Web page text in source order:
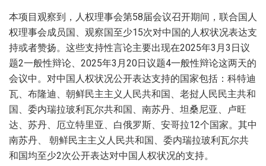
本项目观察到，人权理事会第58届会议召开期间，联合国人
权理事会成员国、观察国至少15次对中国的人权状况表达支
持或者赞扬。这些支持性言论主要出现在2025年3月3日议
题2一般性辩论、2025年3月20日议题4一般性辩论这两天的
会议中。对中国人权状况公开表达支持的国家包括：科特迪
瓦、布隆迪、朝鲜民主主义人民共和国、老挝人民民主共和
国、委内瑞拉玻利瓦尔共和国、南苏丹、坦桑尼亚、卢旺
达、苏丹、厄立特里亚、白俄罗斯、安哥拉12个国家。其中
南苏丹、 朝鲜民主主义人民共和国、委内瑞拉玻利瓦尔共
和国均至少2次公开表达对中国人权状况的支持。